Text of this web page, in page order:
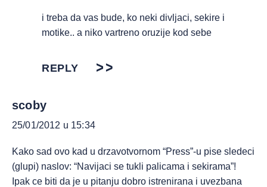
i treba da vas bude, ko neki divljaci, sekire i
motike.. a niko vartreno oruzije kod sebe
REPLY
scoby
25/01/2012 u 15:34
Kako sad ovo kad u drzavotvornom “Press”-u pise sledeci
(glupi) naslov: “Navijaci se tukli palicama i sekirama”!
Ipak ce biti da je u pitanju dobro istrenirana i uvezbana